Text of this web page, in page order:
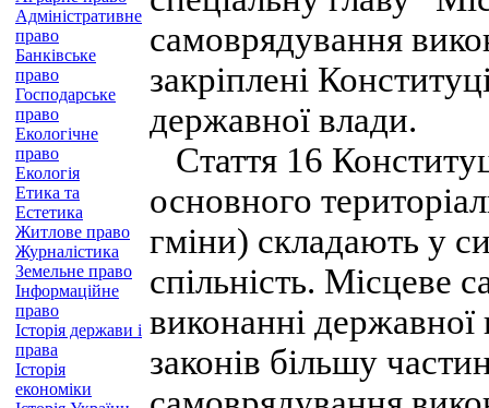
Адміністративне
право
Банківське
право
Господарське
право
Екологічне
право
Екологія
Етика та
Естетика
Житлове право
Журналістика
Земельне право
Інформаційне
право
Історія держави і
права
Історія
економіки
самоврядування
закріплені
державної влади.
Стаття 16
основного
гміни) складають у
спільність. Місцеве
виконанні
законів більшу